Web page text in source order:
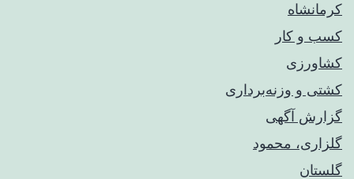
کرمانشاه
کسب و کار
کشاورزی
کشتی و وزنه‌برداری
گزارش آگهی
گلزاری، محمود
گلستان